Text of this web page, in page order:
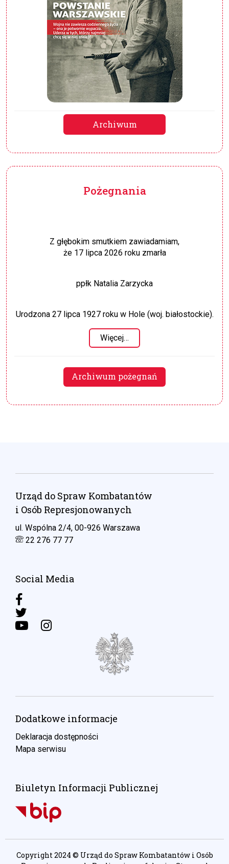
Archiwum
Pożegnania
Z głębokim smutkiem zawiadamiam,
że 17 lipca 2026 roku zmarła
ppłk Natalia Zarzycka
Urodzona 27 lipca 1927 roku w Hole (woj. białostockie).
Więcej…
Archiwum pożegnań
Urząd do Spraw Kombatantów
i Osób Represjonowanych
ul. Wspólna 2/4, 00-926 Warszawa
22 276 77 77
Social Media
Dodatkowe informacje
Deklaracja dostępności
Mapa serwisu
Biuletyn Informacji Publicznej
Copyright 2024 © Urząd do Spraw Kombatantów i Osób